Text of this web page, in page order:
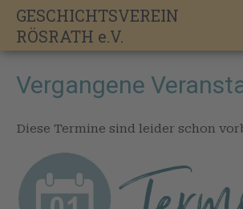
Skip
content
GESCHICHTSVEREIN
RÖSRATH e.V.
Vergangene
Diese Termine sind leider schon